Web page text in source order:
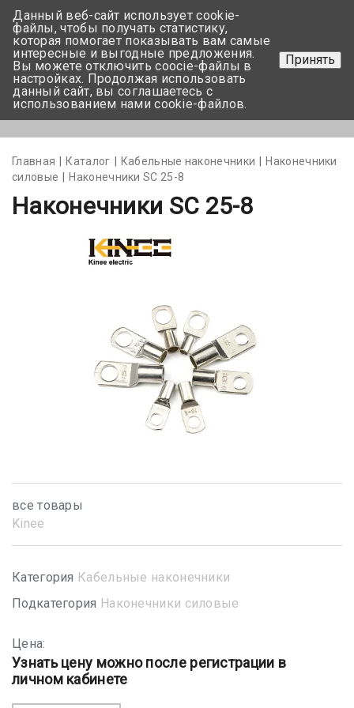
+375 17-350-99-56
+375 44-752-82-08
Задать вопрос
Главная Каталог Кабельные наконечники
Наконечники
силовые
Наконечники SC 25-8
Наконечники SC 25-8
все товары
Kinee
Категория Кабельные наконечники
Подкатегория Наконечники силовые
Цена:
Узнать цену можно после регистрации в
личном кабинете
Данный веб-сайт использует cookie-
файлы, чтобы получать статистику,
которая помогает показывать вам самые
интересные и выгодные предложения.
Вы можете отключить coocie-файлы в
настройках. Продолжая использовать
данный сайт, вы соглашаетесь с
использованием нами cookie-файлов.
Принять